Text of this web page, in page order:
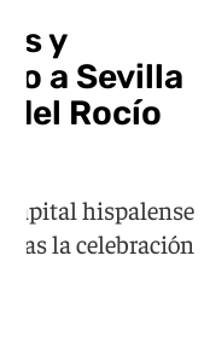
y
a Sevilla
del Rocío
capital hispalense
tras la celebración